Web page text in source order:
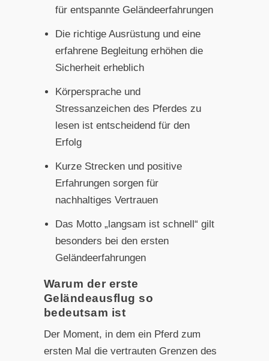
für entspannte Geländeerfahrungen
Die richtige Ausrüstung und eine
erfahrene Begleitung erhöhen die
Sicherheit erheblich
Körpersprache und
Stressanzeichen des Pferdes zu
lesen ist entscheidend für den
Erfolg
Kurze Strecken und positive
Erfahrungen sorgen für
nachhaltiges Vertrauen
Das Motto „langsam ist schnell“ gilt
besonders bei den ersten
Geländeerfahrungen
Warum der erste
Geländeausflug so
bedeutsam ist
Der Moment, in dem ein Pferd zum
ersten Mal die vertrauten Grenzen des